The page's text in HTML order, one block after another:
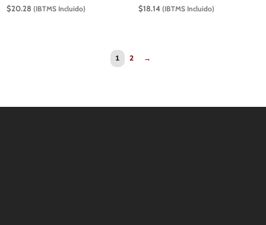
$20.28 (IBTMS Incluido) $18.14 (IBTMS Incluido)
1 2 →